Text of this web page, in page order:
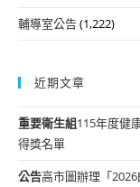
輔導室公告(1,222)
近期文章
重要衛生組115年度健
得獎名單
公告高市圖辦理「